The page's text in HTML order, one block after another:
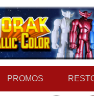
PROMOS